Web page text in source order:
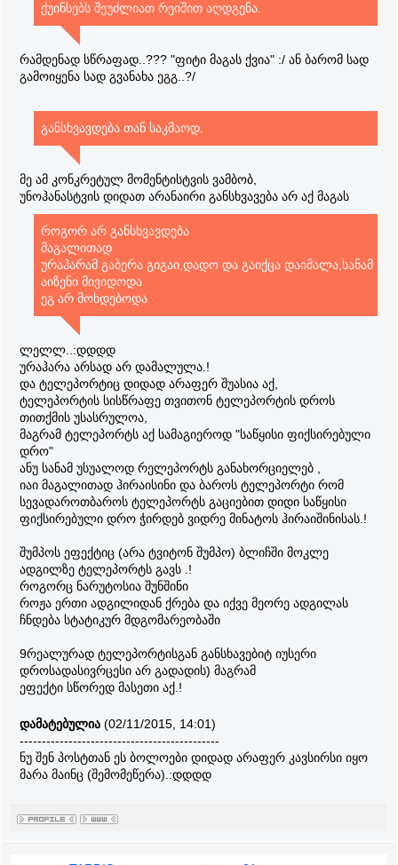
ქუინსებს შეუძლიათ რეიშით აღდგენა.
რამდენად სწრაფად..??? "ფიტი მაგას ქვია" :/ ან ბარომ სად
გამოიყენა სად გვანახა ეგგ..?/
განსხვავდება თან საკმაოდ.
მე ამ კონკრეტულ მომენტისტვის ვამბობ,
უნოჰანასტვის დიდათ არანაირი განსხვავება არ აქ მაგას
როგორ არ განსხვავდება
მაგალითად
ურაჰარამ გაბერა გიგაი,დადო და გაიქცა დაიმალა,სანამ
აიზენი მივიდოდა
ეგ არ მოხდებოდა
ლელლ..:დდდდ
ურაჰარა არსად არ დამალულა.!
და ტელეპორტიც დიდად არაფერ შუასია აქ,
ტელეპორტის სისწრაფე თვითონ ტელეპორტის დროს
თითქმის უსასრულოა,
მაგრამ ტელეპორტს აქ სამაგიეროდ "საწყისი ფიქსირებული
დრო"
ანუ სანამ უსუალოდ რელეპორტს განახორციელებ ,
იაი მაგალითად ჰირაისინი და ბაროს ტელეპორტი რომ
სევადაროთბაროს ტელეპორტს გაციებით დიდი საწყისი
ფიქსირებული დრო ჭირდებ ვიდრე მინატოს ჰირაიშინისას.!
შუმპოს ეფექტიც (არა ტვიტონ შუმპო) ბლიჩში მოკლე
ადგილზე ტელეპორტს გავს .!
როგორც ნარუტოსია შუნშინი
როჟა ერთი ადგილიდან ქრება და იქვე მეორე ადგილას
ჩნდება სტატიკურ მდგომარეობაში
9რეალურად ტელეპორტისგან განსხავებიტ იუსერი
დროსადასივრცესი არ გადადის) მაგრამ
ეფექტი სწორედ მასეთი აქ.!
დამატებულია (02/11/2015, 14:01)
---------------------------------------------
ნუ შენ პოსტთან ეს ბოლოები დიდად არაფერ კავსირსი იყო
მარა მაინც (შემომეწერა).:დდდდ